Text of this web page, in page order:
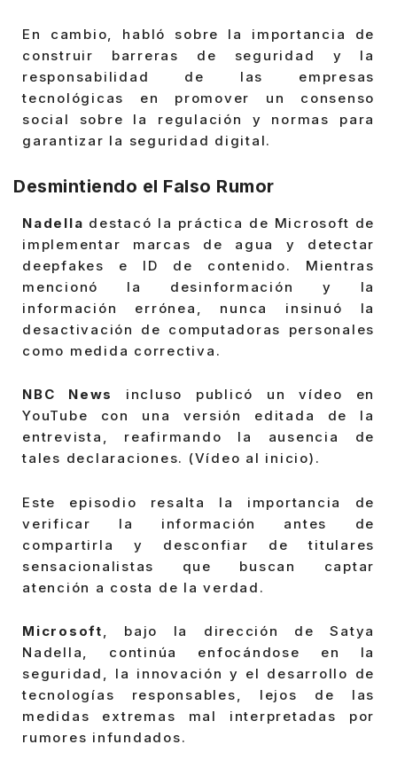
En cambio, habló sobre la importancia de
construir barreras de seguridad y la
responsabilidad de las empresas
tecnológicas en promover un consenso
social sobre la regulación y normas para
garantizar la seguridad digital.
Desmintiendo el Falso Rumor
Nadella destacó la práctica de Microsoft de
implementar marcas de agua y detectar
deepfakes e ID de contenido. Mientras
mencionó la desinformación y la
información errónea, nunca insinuó la
desactivación de computadoras personales
como medida correctiva.
NBC News
incluso publicó un vídeo en
YouTube con una versión editada de la
entrevista, reafirmando la ausencia de
tales declaraciones. (Vídeo al inicio).
Este episodio resalta la importancia de
verificar la información antes de
compartirla y desconfiar de titulares
sensacionalistas que buscan captar
atención a costa de la verdad.
Microsoft, bajo la dirección de Satya
Nadella, continúa enfocándose en la
seguridad, la innovación y el desarrollo de
tecnologías responsables, lejos de las
medidas extremas mal interpretadas por
rumores infundados.